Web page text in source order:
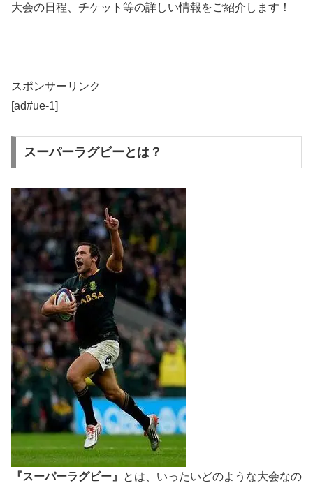
大会の日程、チケット等の詳しい情報をご紹介します！
スポンサーリンク
[ad#ue-1]
スーパーラグビーとは？
『スーパーラグビー』
とは、いったいどのような大会なの